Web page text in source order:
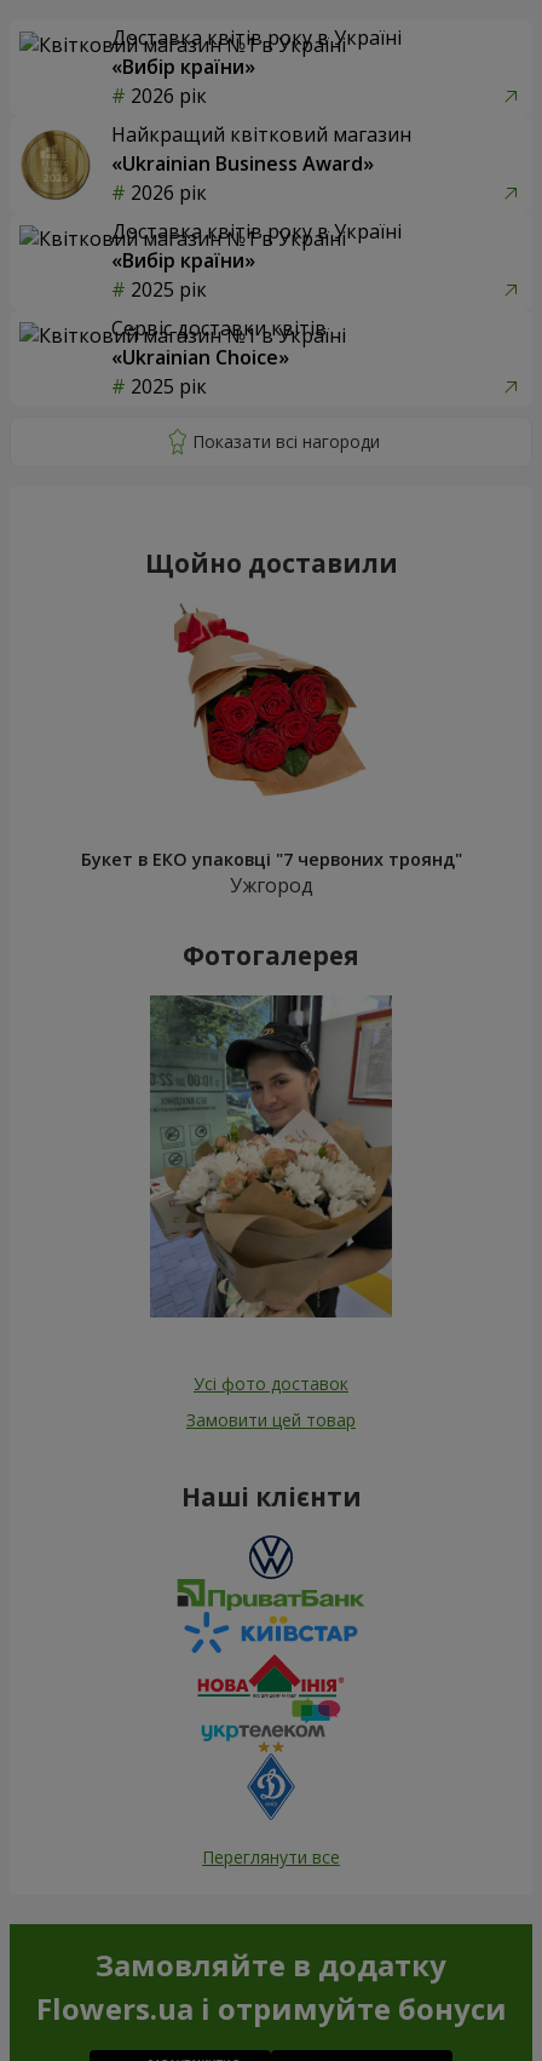
Доставка квітів року в Україні
«Вибір країни»
2026 рік
Найкращий квітковий магазин
«Ukrainian Business Award»
2026 рік
Доставка квітів року в Україні
«Вибір країни»
2025 рік
Сервіс доставки квітів
«Ukrainian Choice»
2025 рік
Щойно доставили
Букет в ЕКО упаковці "7 червоних троянд"
Ужгород
Фотогалерея
Усі фото доставок
Замовити цей товар
Наші клієнти
Переглянути все
Замовляйте в додатку
Flowers.ua і отримуйте бонуси